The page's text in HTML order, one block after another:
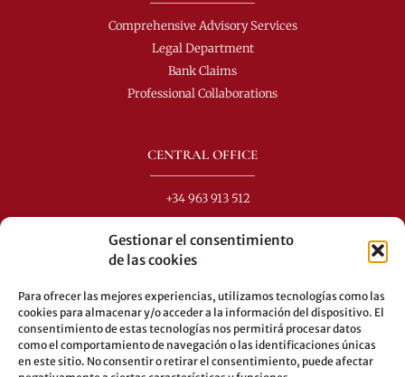
Gestionar el consentimiento
de las cookies
Para ofrecer las mejores experiencias, utilizamos tecnologías como las
cookies para almacenar y/o acceder a la información del dispositivo. El
consentimiento de estas tecnologías nos permitirá procesar datos
como el comportamiento de navegación o las identificaciones únicas
en este sitio. No consentir o retirar el consentimiento, puede afectar
Comprehensive Advisory Services
Legal Department
Bank Claims
Professional Collaborations
CENTRAL OFFICE
+34 963 913 512
C/ Colón 40-1
Buses: 8-10-25-26-27-28-40-60-62-70-71-81-92-93
Underground: 3-5-7-9
LEGAL